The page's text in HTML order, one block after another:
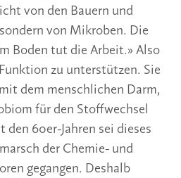
von den Bauern und
von Mikroben. Die
Boden tut die Arbeit.» Also
zu unterstützen. Sie
dem menschlichen Darm,
für den Stoffwechsel
60er-Jahren sei dieses
der Chemie- und
gegangen. Deshalb